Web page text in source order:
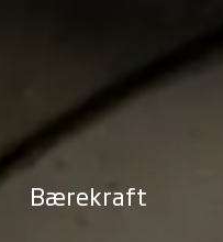
Bærekraft